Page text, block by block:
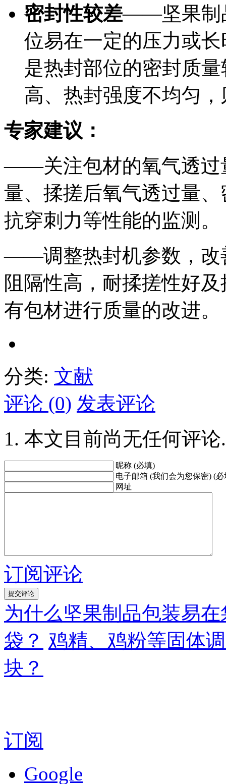
密封性较差——坚果制
位易在一定的压力或
是热封部位的密封质
高、热封强度不均匀
专家建议：
——关注包材的氧气透过
量、揉搓后氧气透过量
抗穿刺力等性能的监测。
——调整热封机参数，改
阻隔性高，耐揉搓性好
有包材进行质量的改进。
分类: 文献
评论 (0) 发表评论
本文目前尚无任何评论.
昵称 (必填)
电子邮箱 (我们会为您保密) (必
网址
订阅评论
为什么坚果制品包装易
袋？ 鸡精、鸡粉等固体
块？
订阅
Google